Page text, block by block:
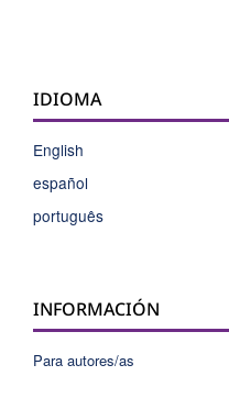
IDIOMA
English
español
português
INFORMACIÓN
Para autores/as